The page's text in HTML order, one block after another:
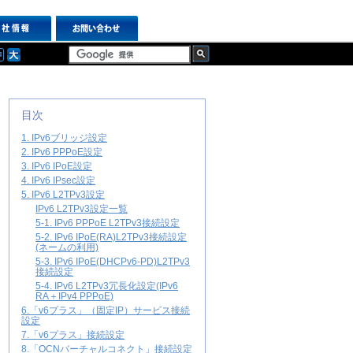
目次
1. IPv6ブリッジ設定
2. IPv6 PPPoE設定
3. IPv6 IPoE設定
4. IPv6 IPsec設定
5. IPv6 L2TPv3設定
IPv6 L2TPv3設定一覧
5-1. IPv6 PPPoE L2TPv3接続設定
5-2. IPv6 IPoE(RA)L2TPv3接続設定
(ネームの利用)
5-3. IPv6 IPoE(DHCPv6-PD)L2TPv3
接続設定
5-4. IPv6 L2TPv3冗長化設定(IPv6
RA＋IPv4 PPPoE)
6.「v6プラス」（固定IP）サービス接続
設定
7.「v6プラス」接続設定
8.「OCNバーチャルコネクト」接続設定